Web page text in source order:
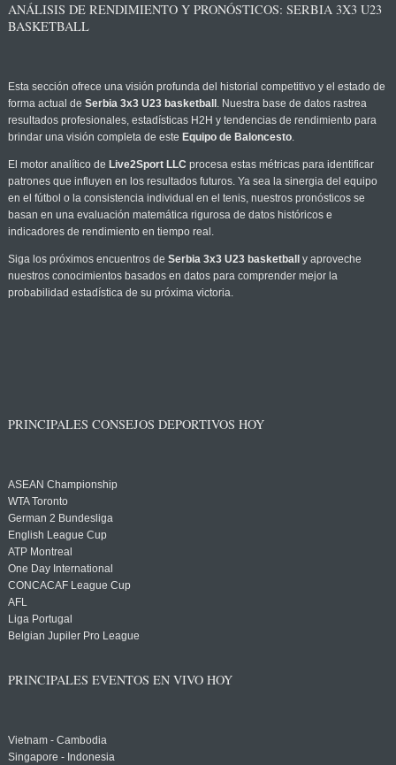
ANÁLISIS DE RENDIMIENTO Y PRONÓSTICOS: SERBIA 3X3 U23
BASKETBALL
Esta sección ofrece una visión profunda del historial competitivo y el estado de
forma actual de Serbia 3x3 U23 basketball . Nuestra base de datos rastrea
resultados profesionales, estadísticas H2H y tendencias de rendimiento para
brindar una visión completa de este Equipo de Baloncesto.
El motor analítico de Live2Sport LLC procesa estas métricas para identificar
patrones que influyen en los resultados futuros. Ya sea la sinergia del equipo
en el fútbol o la consistencia individual en el tenis, nuestros pronósticos se
basan en una evaluación matemática rigurosa de datos históricos e
indicadores de rendimiento en tiempo real.
Siga los próximos encuentros de Serbia 3x3 U23 basketball
y aproveche
nuestros conocimientos basados en datos para comprender mejor la
probabilidad estadística de su próxima victoria.
PRINCIPALES CONSEJOS DEPORTIVOS HOY
ASEAN Championship
WTA Toronto
German 2 Bundesliga
English League Cup
ATP Montreal
One Day International
CONCACAF League Cup
AFL
Liga Portugal
Belgian Jupiler Pro League
PRINCIPALES EVENTOS EN VIVO HOY
Vietnam - Cambodia
Singapore - Indonesia